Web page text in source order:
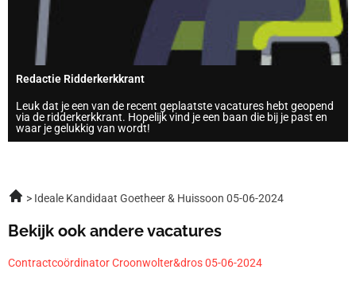
Redactie Ridderkerkkrant
Leuk dat je een van de recent geplaatste vacatures hebt geopend
via de ridderkerkkrant. Hopelijk vind je een baan die bij je past en
waar je gelukkig van wordt!
Ideale Kandidaat Goetheer & Huissoon 05-06-2024
Bekijk ook andere vacatures
Contractcoördinator Croonwolter&dros 05-06-2024